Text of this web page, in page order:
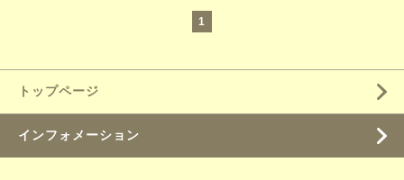
1
トップページ
インフォメーション